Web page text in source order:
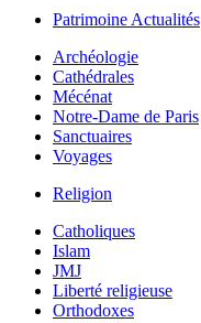
Patrimoine Actualités
Archéologie
Cathédrales
Mécénat
Notre-Dame de Paris
Sanctuaires
Voyages
Religion
Catholiques
Islam
JMJ
Liberté religieuse
Orthodoxes